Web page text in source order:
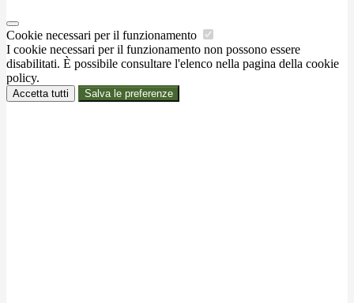
Cookie necessari per il funzionamento
I cookie necessari per il funzionamento non possono essere
disabilitati. È possibile consultare l'elenco nella pagina della cookie
policy.
Accetta tutti Salva le preferenze